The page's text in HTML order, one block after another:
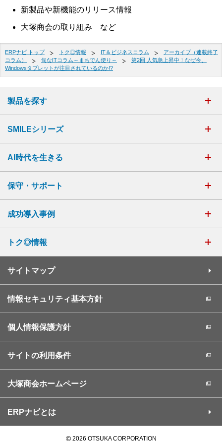
新製品や新機能のリリース情報
大塚商会の取り組み など
ERPナビ トップ トク◎情報 IT＆ビジネスコラム
アーカイブ（連載終了
コラム）
旬なITコラム～まちでん便り～
第2回 人気急上昇中！なぜ今、
Windowsタブレットが注目されているのか!?
製品を探す
SMILEシリーズ
AI時代を生きる
保守・サポート
成功導入事例
トク◎情報
サイトマップ
情報セキュリティ基本方針
個人情報保護方針
サイトの利用条件
大塚商会ホームページ
ERPナビとは
©2026 OTSUKA CORPORATION